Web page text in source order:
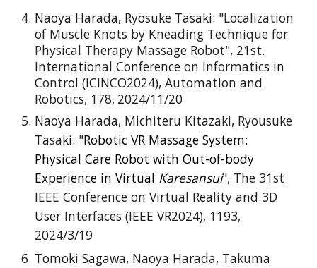
Naoya Harada, Ryosuke Tasaki: "Localization
of Muscle Knots by Kneading Technique for
Physical Therapy Massage Robot", 21st.
International Conference on Informatics in
Control (ICINCO2024), Automation and
Robotics, 178, 2024/11/20
Naoya Harada, Michiteru Kitazaki, Ryousuke
Tasaki: "Robotic VR Massage System:
Physical Care Robot with Out-of-body
Experience in Virtual Karesansui", The 31st
IEEE Conference on Virtual Reality and 3D
User Interfaces (IEEE VR2024), 1193,
2024/3/19
Tomoki Sagawa, Naoya Harada, Takuma